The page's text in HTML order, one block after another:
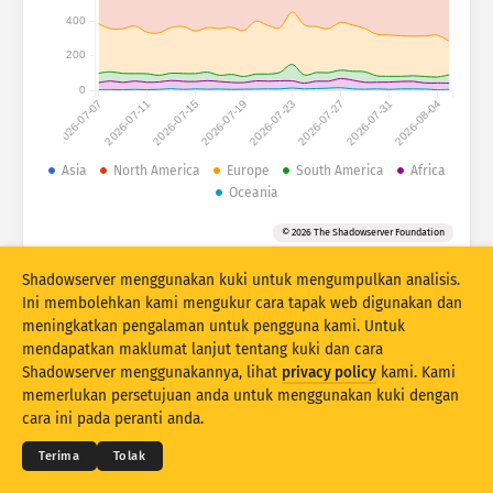
Bantuan
Set data
Had
Bertindih
Kemas kini hasil secara automatik
Kemas kini Tetapkan semula
Muat turun sebagai PNG
2026-07-072026-07-112026-07-152026-07-192026-07-232026-07-272026-07-312026-08-04
0
200
400
Asia North America Europe South America
Africa
Oceania
© 2026 The Shadowserver Foundation
© 2026THE SHADOWSERVER FOUNDATION
Privasi & Terma
Hubungi Kami Kredit
Shadowserver menggunakan kuki untuk mengumpulkan analisis.
Ini membolehkan kami mengukur cara tapak web digunakan dan
meningkatkan pengalaman untuk pengguna kami. Untuk
mendapatkan maklumat lanjut tentang kuki dan cara
Shadowserver menggunakannya, lihat privacy policy kami. Kami
memerlukan persetujuan anda untuk menggunakan kuki dengan
cara ini pada peranti anda.
Terima Tolak